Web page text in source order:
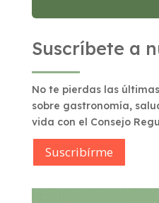
Suscríbete a
No te pierdas las
sobre gastronomía,
vida con el Consejo
Suscribírme